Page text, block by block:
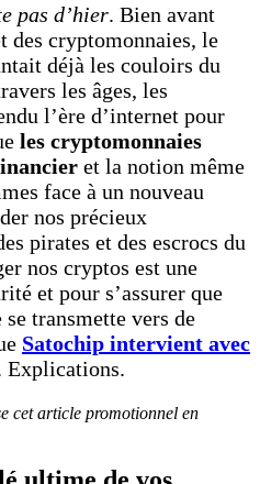
pas d’hier. Bien avant
des cryptomonnaies, le
déjà les couloirs du
les âges, les
l’ère d’internet pour
les cryptomonnaies
et la notion même
face à un nouveau
nos précieux
pirates et des escrocs du
nos cryptos est une
et pour s’assurer que
transmette vers de
Satochip intervient avec
Explications.
cet article promotionnel en